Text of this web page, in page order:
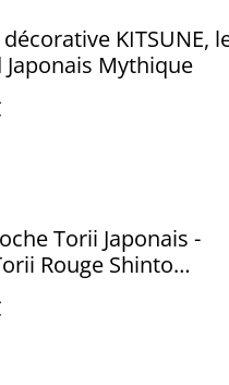
KITSUNE,
Japonais Mythique
Torii Japonais -
Rouge Shinto